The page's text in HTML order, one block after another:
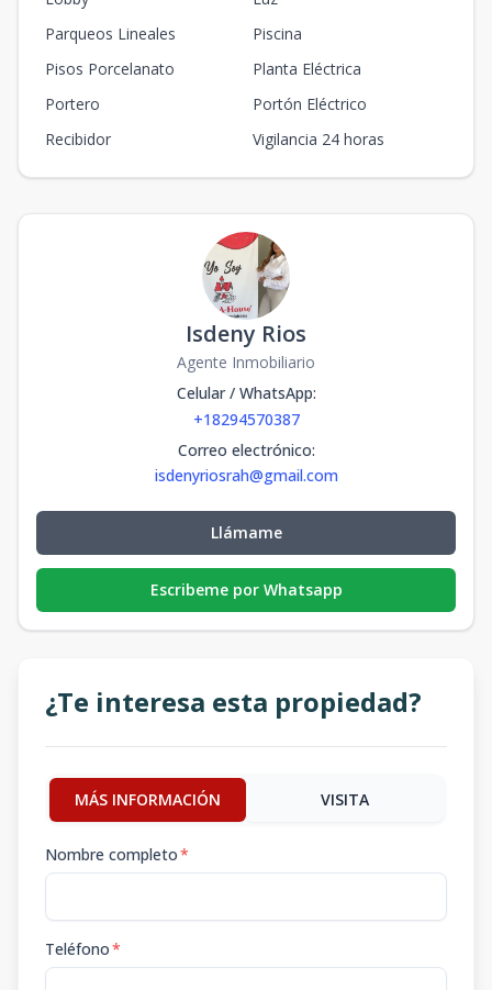
Parqueos Lineales
Piscina
Pisos Porcelanato
Planta Eléctrica
Portero
Portón Eléctrico
Recibidor
Vigilancia 24 horas
Isdeny Rios
Agente Inmobiliario
Celular / WhatsApp:
+18294570387
Correo electrónico:
isdenyriosrah@gmail.com
Llámame
Escribeme por Whatsapp
¿Te interesa esta propiedad?
MÁS INFORMACIÓN VISITA
Nombre completo*
Teléfono*